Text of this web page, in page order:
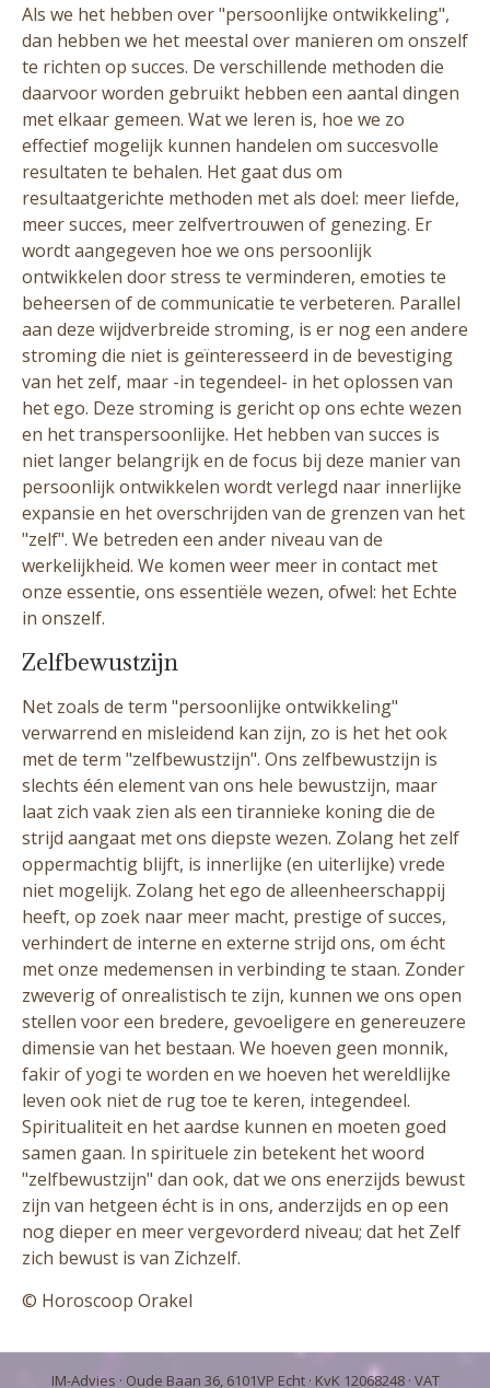
Als we het hebben over "persoonlijke ontwikkeling",
dan hebben we het meestal over manieren om onszelf
te richten op succes. De verschillende methoden die
daarvoor worden gebruikt hebben een aantal dingen
met elkaar gemeen. Wat we leren is, hoe we zo
effectief mogelijk kunnen handelen om succesvolle
resultaten te behalen. Het gaat dus om
resultaatgerichte methoden met als doel: meer liefde,
meer succes, meer zelfvertrouwen of genezing. Er
wordt aangegeven hoe we ons persoonlijk
ontwikkelen door stress te verminderen, emoties te
beheersen of de communicatie te verbeteren. Parallel
aan deze wijdverbreide stroming, is er nog een andere
stroming die niet is geïnteresseerd in de bevestiging
van het zelf, maar -in tegendeel- in het oplossen van
het ego. Deze stroming is gericht op ons echte wezen
en het transpersoonlijke. Het hebben van succes is
niet langer belangrijk en de focus bij deze manier van
persoonlijk ontwikkelen wordt verlegd naar innerlijke
expansie en het overschrijden van de grenzen van het
"zelf". We betreden een ander niveau van de
werkelijkheid. We komen weer meer in contact met
onze essentie, ons essentiële wezen, ofwel: het Echte
in onszelf.
Zelfbewustzijn
Net zoals de term "persoonlijke ontwikkeling"
verwarrend en misleidend kan zijn, zo is het het ook
met de term "zelfbewustzijn". Ons zelfbewustzijn is
slechts één element van ons hele bewustzijn, maar
laat zich vaak zien als een tirannieke koning die de
strijd aangaat met ons diepste wezen. Zolang het zelf
oppermachtig blijft, is innerlijke (en uiterlijke) vrede
niet mogelijk. Zolang het ego de alleenheerschappij
heeft, op zoek naar meer macht, prestige of succes,
verhindert de interne en externe strijd ons, om écht
met onze medemensen in verbinding te staan. Zonder
zweverig of onrealistisch te zijn, kunnen we ons open
stellen voor een bredere, gevoeligere en genereuzere
dimensie van het bestaan. We hoeven geen monnik,
fakir of yogi te worden en we hoeven het wereldlijke
leven ook niet de rug toe te keren, integendeel.
Spiritualiteit en het aardse kunnen en moeten goed
samen gaan. In spirituele zin betekent het woord
"zelfbewustzijn" dan ook, dat we ons enerzijds bewust
zijn van hetgeen écht is in ons, anderzijds en op een
nog dieper en meer vergevorderd niveau; dat het Zelf
zich bewust is van Zichzelf.
© Horoscoop Orakel
IM-Advies · Oude Baan 36, 6101VP Echt · KvK 12068248 · VAT